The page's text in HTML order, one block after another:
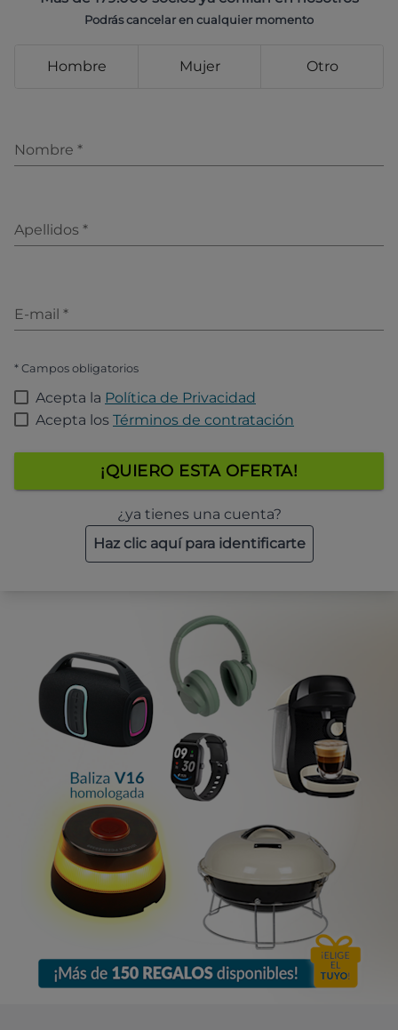
Podrás cancelar en cualquier momento
Hombre Mujer Otro
Nombre *
Apellidos *
E-mail *
* Campos obligatorios
Acepta la Política de Privacidad
Acepta los Términos de contratación
¡QUIERO ESTA OFERTA!
¿ya tienes una cuenta?
Haz clic aquí para identificarte